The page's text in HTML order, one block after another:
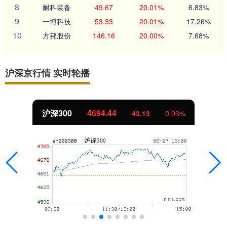
8 耐科装备 49.67 20.01% 6.83%
9 一博科技 53.33 20.01% 17.26%
10 方邦股份 146.16 20.00% 7.68%
沪深京行情 实时轮播
北证50 1134.24 11.37 1.01%